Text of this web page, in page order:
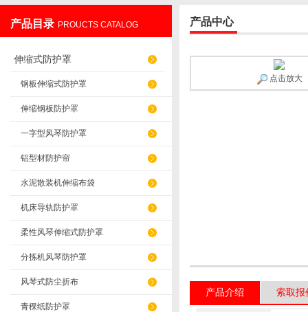
产品目录 PROUCTS CATALOG
伸缩式防护罩
钢板伸缩式防护罩
伸缩钢板防护罩
一字型风琴防护罩
铝型材防护帘
水泥散装机伸缩布袋
机床导轨防护罩
柔性风琴伸缩式防护罩
分拣机风琴防护罩
风琴式防尘折布
青稞纸防护罩
产品中心
点击放大
产品介绍 索取报